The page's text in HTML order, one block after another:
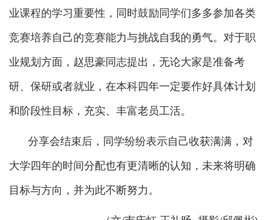
业课程的学习重要性，同时鼓励同学们多多参加各类
竞赛培养自己的竞赛能力与挑战自我的勇气。对于职
业规划方面，赵思豪同志提出，无论大家是准备考
研、保研或者就业，在本科四年一定要作好具体计划
和阶段性目标，充实、丰富老员工活。
分享会结束后，同学纷纷表示自己收获满满，对
大学四年的时间分配也有更清晰的认知，未来将明确
目标与方向，并为此不断努力。